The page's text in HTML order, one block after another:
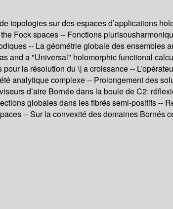
topologies sur des espaces d’applications
Fock spaces -- Fonctions
-- La géométrie globale des ensembles
and a "Universal" holomorphic functional
la résolution du \] a croissance --
analytique complexe -- Prolongement des
d’aire Bornée dans la boule de C2:
globales dans les fibrés semi-positifs --
-- Sur la convexité des domaines Bornés